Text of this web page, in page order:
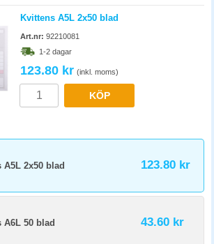
Kvittens A5L 2x50 blad
Art.nr: 92210081
1-2 dagar
123.80 kr (inkl. moms)
KÖP
A5L 2x50 blad 123.80 kr
A6L 50 blad 43.60 kr